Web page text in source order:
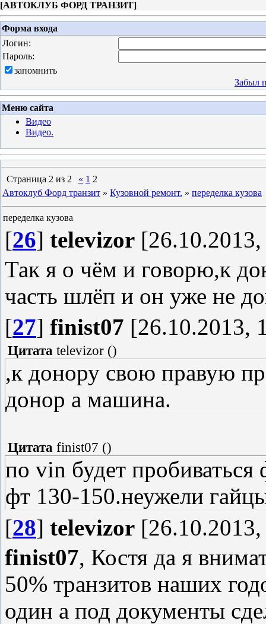
[АВТОКЛУБ ФОРД ТРАНЗИТ]
Форма входа
Логин:
Пароль:
запомнить
Забыл
Меню сайта
Видео
Видео.
Страница 2 из 2 « 1 2
Автоклуб Форд транзит » Кузовной ремонт. » переделка кузова
переделка кузова
[26] televizor
Так я о чём и говорю,к
часть шлёп и он уже не
[27] finist07 [26.10.2013,
Цитата televizor ()
,к донору свою правую
донор а машина.
Цитата finist07 ()
по vin будет пробиваться
фт 130-150.неужели
[28] televizor
finist07, Костя да я
50% транзитов наших
один а под документы